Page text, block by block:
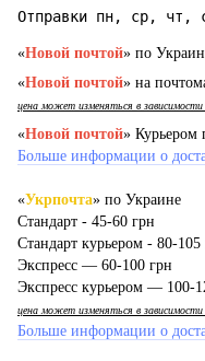
Отправки пн, ср, чт,
«Новой почтой» по
«Новой почтой» на
цена может изменяться в зависимости
«Новой почтой» Курьером
Больше информации о
«Укрпочта» по Украине
Стандарт - 45-60 грн
Стандарт курьером - 80-105
Экспресс — 60-100 грн
Экспресс курьером — 100-
цена может изменяться в зависимости
Больше информации о